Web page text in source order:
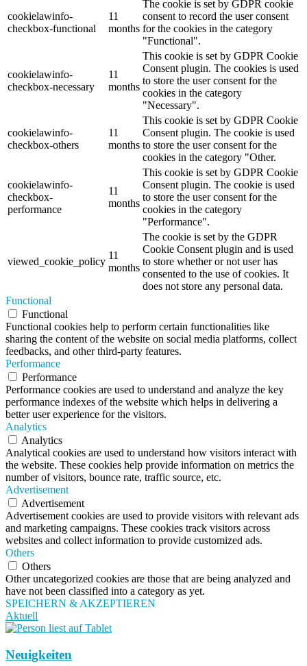
cookielawinfo-
checkbox-functional
11
months
The cookie is set by GDPR cookie
consent to record the user consent
for the cookies in the category
"Functional".
cookielawinfo-
checkbox-necessary
11
months
This cookie is set by GDPR Cookie
Consent plugin. The cookies is used
to store the user consent for the
cookies in the category
"Necessary".
cookielawinfo-
checkbox-others
11
months
This cookie is set by GDPR Cookie
Consent plugin. The cookie is used
to store the user consent for the
cookies in the category "Other.
cookielawinfo-
checkbox-
performance
11
months
This cookie is set by GDPR Cookie
Consent plugin. The cookie is used
to store the user consent for the
cookies in the category
"Performance".
viewed_cookie_policy
11
months
The cookie is set by the GDPR
Cookie Consent plugin and is used
to store whether or not user has
consented to the use of cookies. It
does not store any personal data.
Functional
Functional
Functional cookies help to perform certain functionalities like
sharing the content of the website on social media platforms, collect
feedbacks, and other third-party features.
Performance
Performance
Performance cookies are used to understand and analyze the key
performance indexes of the website which helps in delivering a
better user experience for the visitors.
Analytics
Analytics
Analytical cookies are used to understand how visitors interact with
the website. These cookies help provide information on metrics the
number of visitors, bounce rate, traffic source, etc.
Advertisement
Advertisement
Advertisement cookies are used to provide visitors with relevant ads
and marketing campaigns. These cookies track visitors across
websites and collect information to provide customized ads.
Others
Others
Other uncategorized cookies are those that are being analyzed and
have not been classified into a category as yet.
SPEICHERN & AKZEPTIEREN
Aktuell
Neuigkeiten